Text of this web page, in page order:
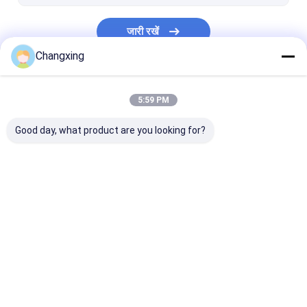
परिधान पैकेजिंग बैग
उर्वरक पैकेजिंग बैग
हनी पाउच पैकेजिंग
जारी रखें
Changxing
5:59 PM
Good day, what product are you looking for?